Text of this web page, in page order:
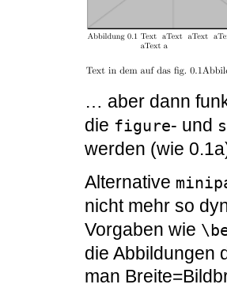
… aber dann
die figure- und
werden (wie
Alternative
nicht mehr so
Vorgaben wie
die Abbildungen
man